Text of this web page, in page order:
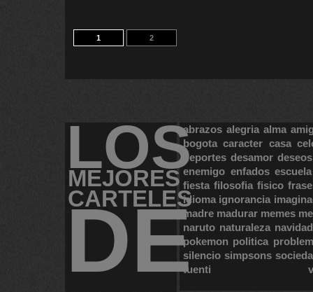
1 2
LOS
MEJORES
CARTELES
DE
abrazos alegria alma
bogota caracter casa
deportes desamor deseos
enemigo enfados escuela
fiesta filosofia fisico
idioma ignorancia
madre madurar memes
naruto naturaleza navidad
pokemon politica
silencio simpsons
tuenti